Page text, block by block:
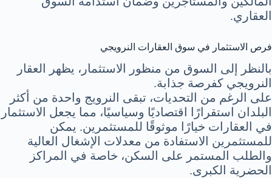
العقاري.
فرص الاستثمار في سوق العقارات النرويجي
بالنظر إلى السوق من منظور الاستثمار، يظهر العقار
النرويجي كفرصة جذابة.
على الرغم من التحديات، تبقى النرويج واحدة من أكثر
البلدان استقرارًا اقتصاديًا وسياسيًا، مما يجعل الاستثمار
في العقارات خيارًا موثوقًا للمستثمرين. يمكن
للمستثمرين الاستفادة من معدلات الإشغال العالية
والطلب المستمر على السكن، خاصة في المراكز
الحضرية الكبرى.